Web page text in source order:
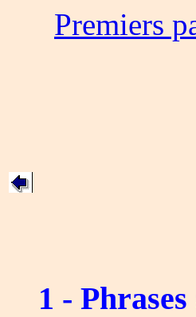
Premiers
1 -